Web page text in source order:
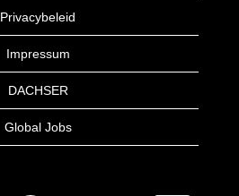
Privacybeleid
Impressum
DACHSER
Global Jobs